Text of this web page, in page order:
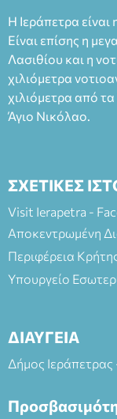
Η Ιεράπετρα
Είναι επίσης η
Λασιθίου και η
χιλιόμετρα
χιλιόμετρα από
Άγιο Νικόλαο.
ΣΧΕΤΙΚΕΣ
Visit Ierapetra -
Αποκεντρωμένη
Περιφέρεια
Υπουργείο
ΔΙΑΥΓΕΙΑ
Δήμος Ιεράπετρας